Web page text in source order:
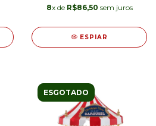
8x de R$86,50 sem juros
ESPIAR
ESGOTADO